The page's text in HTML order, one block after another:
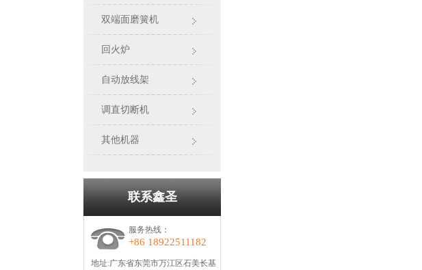
双端面磨簧机
回火炉
自动放线架
调直切断机
其他机器
联系鑫圣
服务热线：
+86 18922511182
地址:广东省东莞市万江区石美长基